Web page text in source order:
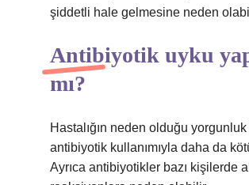
şiddetli hale gelmesine neden
Antibiyotik uyku
mı?
Hastalığın neden olduğu
antibiyotik kullanımıyla daha da
Ayrıca antibiyotikler bazı kişilerde